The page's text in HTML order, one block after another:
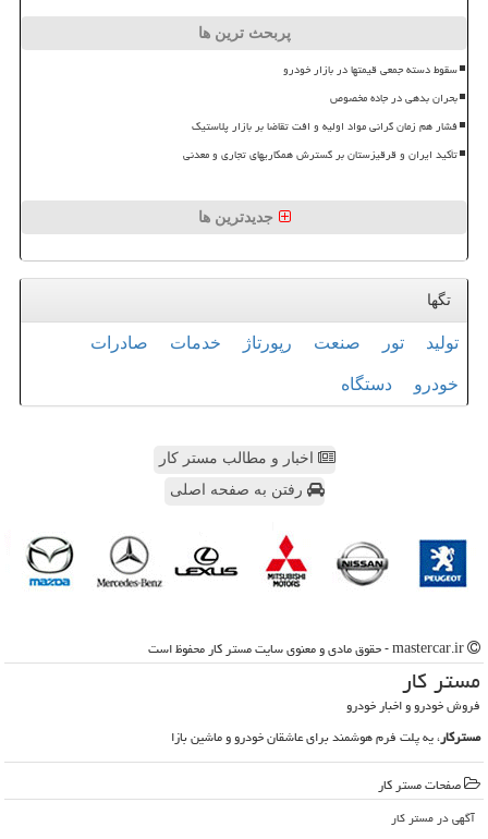
پربحث ترین ها
سقوط دسته جمعی قیمتها در بازار خودرو
بحران بدهی در جاده مخصوص
فشار هم زمان گرانی مواد اولیه و افت تقاضا بر بازار پلاستیک
تأکید ایران و قرقیزستان بر گسترش همکاریهای تجاری و معدنی
جدیدترین ها
تگها
تولید تور صنعت رپورتاژ خدمات صادرات
خودرو دستگاه
اخبار و مطالب مستر کار
رفتن به صفحه اصلی
مستر كار
فروش خودرو و اخبار خودرو
مسترکار، یه پلت فرم هوشمند برای عاشقان خودرو و ماشین بازا
صفحات مستر كار
آگهی در مستر كار